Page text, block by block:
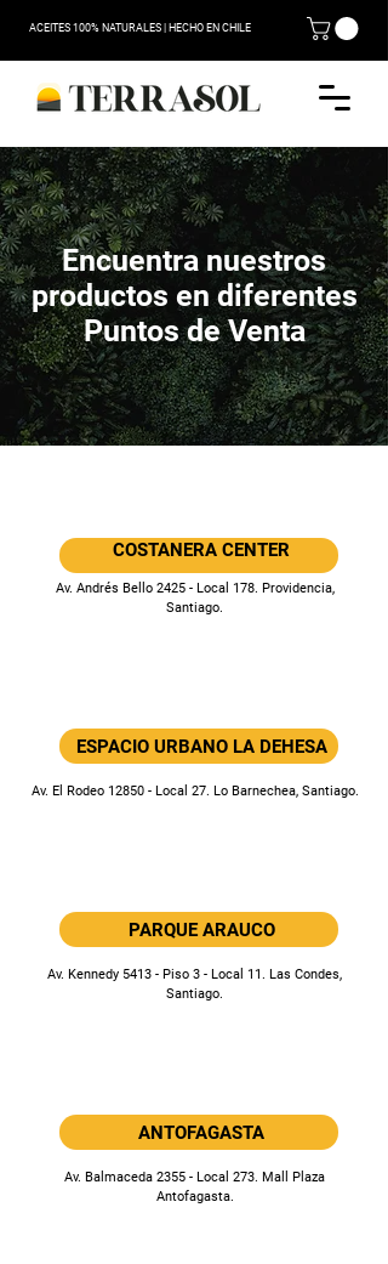
ACEITES 100% NATURALES | HECHO EN CHILE
Encuentra nuestros
productos en diferentes
Puntos de Venta
COSTANERA CENTER
Av. Andrés Bello 2425 - Local 178. Providencia,
Santiago.
ESPACIO URBANO LA DEHESA
Av. El Rodeo 12850 - Local 27. Lo Barnechea, Santiago.
PARQUE ARAUCO
Av. Kennedy 5413 - Piso 3 - Local 11. Las Condes,
Santiago.
ANTOFAGASTA
Av. Balmaceda 2355 - Local 273. Mall Plaza
Antofagasta.